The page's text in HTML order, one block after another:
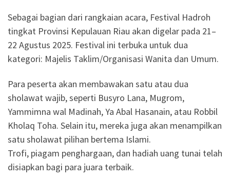
Sebagai bagian dari rangkaian acara, Festival Hadroh
tingkat Provinsi Kepulauan Riau akan digelar pada 21–
22 Agustus 2025. Festival ini terbuka untuk dua
kategori: Majelis Taklim/Organisasi Wanita dan Umum.
Para peserta akan membawakan satu atau dua
sholawat wajib, seperti Busyro Lana, Mugrom,
Yammimna wal Madinah, Ya Abal Hasanain, atau Robbil
Kholaq Toha. Selain itu, mereka juga akan menampilkan
satu sholawat pilihan bertema Islami.
Trofi, piagam penghargaan, dan hadiah uang tunai telah
disiapkan bagi para juara terbaik.